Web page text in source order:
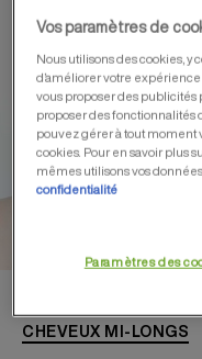
CHEVEUX MI-LONGS
Vos paramètres de
Nous utilisons des cookies, y
d’améliorer votre expérience
vous proposer des publicités
proposer des fonctionnalités
pouvez gérer à tout moment
cookies. Pour en savoir plus
mêmes utilisons vos
confidentialité
Paramètres des